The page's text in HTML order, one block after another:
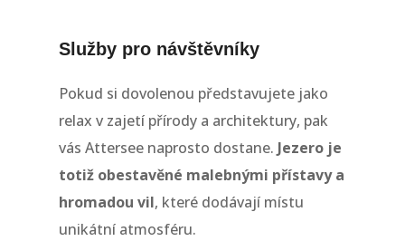
Služby pro návštěvníky
Pokud si dovolenou představujete jako
relax v zajetí přírody a architektury, pak
vás Attersee naprosto dostane. Jezero je
totiž obestavěné malebnými přístavy a
hromadou vil, které dodávají místu
unikátní atmosféru.